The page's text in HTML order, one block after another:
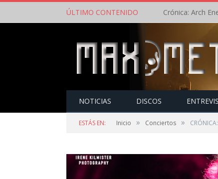
ÚLTIMO CONTENIDO
NOTICIAS DISCOS
ESTÁS EN: Inicio » Conciertos »